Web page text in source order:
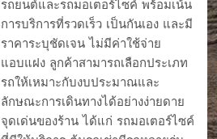
รถยนต์และรถมอเตอร์ไซค์ พร้อมเน้น
การบริการที่รวดเร็ว เป็นกันเอง และมี
ราคาระบุชัดเจน ไม่มีค่าใช้จ่าย
แอบแฝง ลูกค้าสามารถเลือกประเภท
รถให้เหมาะกับงบประมาณและ
ลักษณะการเดินทางได้อย่างง่ายดาย
จุดเด่นของร้าน ได้แก่ รถมอเตอร์ไซค์